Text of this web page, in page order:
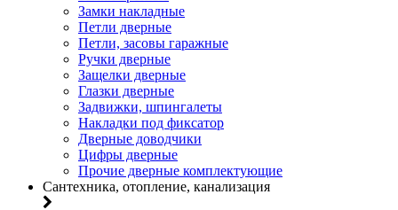
Замки накладные
Петли дверные
Петли, засовы гаражные
Ручки дверные
Защелки дверные
Глазки дверные
Задвижки, шпингалеты
Накладки под фиксатор
Дверные доводчики
Цифры дверные
Прочие дверные комплектующие
Сантехника, отопление, канализация